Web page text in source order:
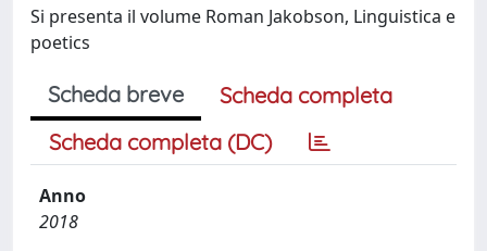
Si presenta il volume Roman Jakobson, Linguistica e
poetics
Scheda breve
Scheda completa
Scheda completa (DC)
Anno
2018